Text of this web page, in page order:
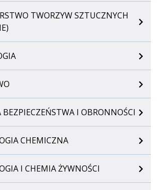
TWORZYW SZTUCZNYCH
I OBRONNOŚCI
CHEMICZNA
I CHEMIA ŻYWNOŚCI